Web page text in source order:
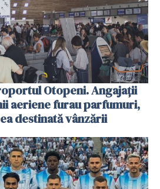
Otopeni. Angajații
aeriene furau parfumuri,
destinată vânzării